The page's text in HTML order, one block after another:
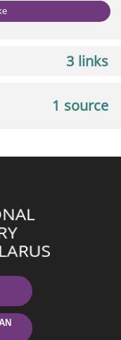
3 links
1 source